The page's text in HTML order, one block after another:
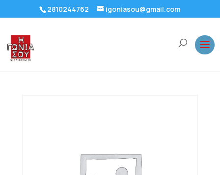
2810244762 igoniasou@gmail.com